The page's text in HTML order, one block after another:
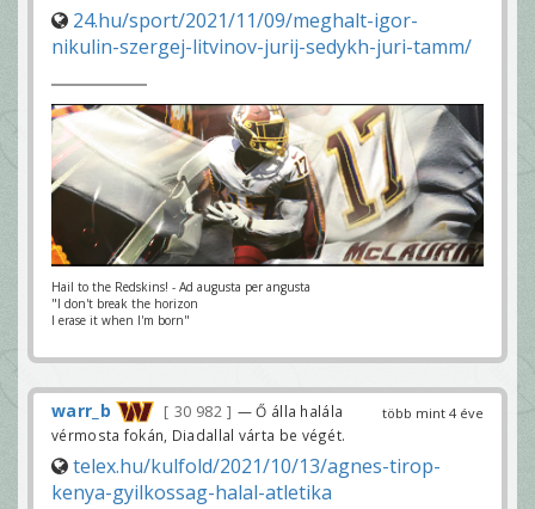
24.hu/sport/2021/11/09/meghalt-igor-
nikulin-szergej-litvinov-jurij-sedykh-juri-tamm/
Hail to the Redskins! - Ad augusta per angusta
"I don't break the horizon
I erase it when I'm born"
több mint 4 éve
warr_b 30 982
— Ő álla halála
vérmosta fokán, Diadallal várta be végét.
telex.hu/kulfold/2021/10/13/agnes-tirop-
kenya-gyilkossag-halal-atletika